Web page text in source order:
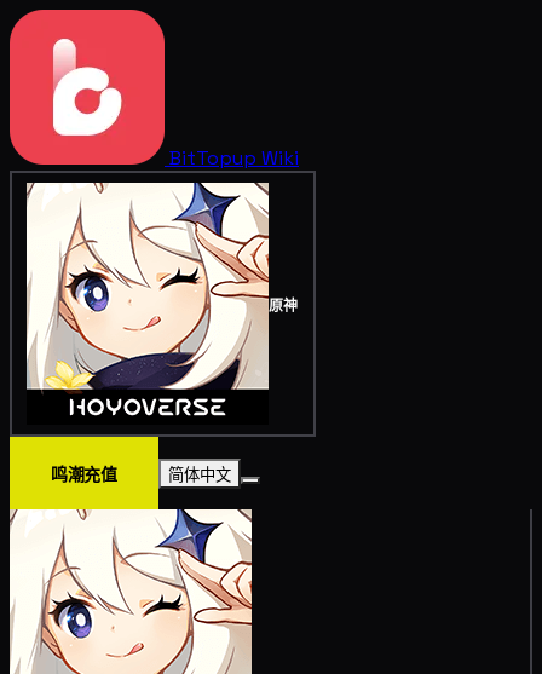
BitTopup Wiki
原神
鸣潮充值 简体中文